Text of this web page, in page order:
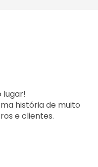
lugar!
história de muito
e clientes.